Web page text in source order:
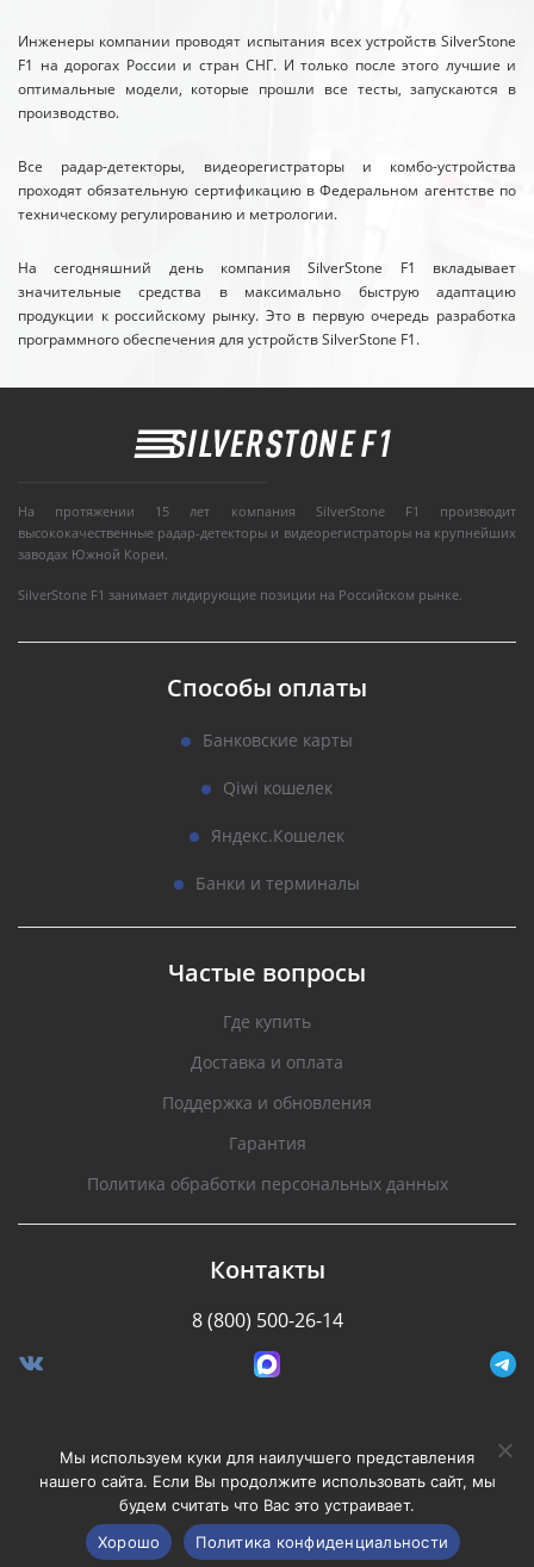
Инженеры компании проводят испытания всех устройств SilverStone
F1 на дорогах России и стран СНГ. И только после этого лучшие и
оптимальные модели, которые прошли все тесты, запускаются в
производство.
Все радар-детекторы, видеорегистраторы и комбо-устройства
проходят обязательную сертификацию в Федеральном агентстве по
техническому регулированию и метрологии.
На сегодняшний день компания SilverStone F1 вкладывает
значительные средства в максимально быструю адаптацию
продукции к российскому рынку. Это в первую очередь разработка
программного обеспечения для устройств SilverStone F1.
На протяжении 15 лет компания SilverStone F1 производит
высококачественные радар-детекторы и видеорегистраторы на крупнейших
заводах Южной Кореи.
SilverStone F1 занимает лидирующие позиции на Российском рынке.
Способы оплаты
Банковские карты
Qiwi кошелек
Яндекс.Кошелек
Банки и терминалы
Частые вопросы
Где купить
Доставка и оплата
Поддержка и обновления
Гарантия
Политика обработки персональных данных
Контакты
8 (800) 500-26-14
Разработано Stormcorp
Copyright © 2008-2020, Silverstone F1. Все права
защищены.
Мы используем куки для наилучшего представления
нашего сайта. Если Вы продолжите использовать сайт, мы
будем считать что Вас это устраивает.
Хорошо
Политика конфиденциальности